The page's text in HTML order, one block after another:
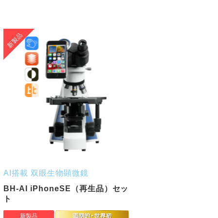
AI搭載 双眼生物顕微鏡
BH-AI iPhoneSE（再生品）セッ
ト